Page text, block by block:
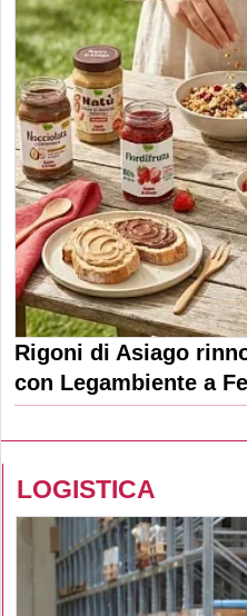
Rigoni di Asiago
con Legambiente a
LOGISTICA